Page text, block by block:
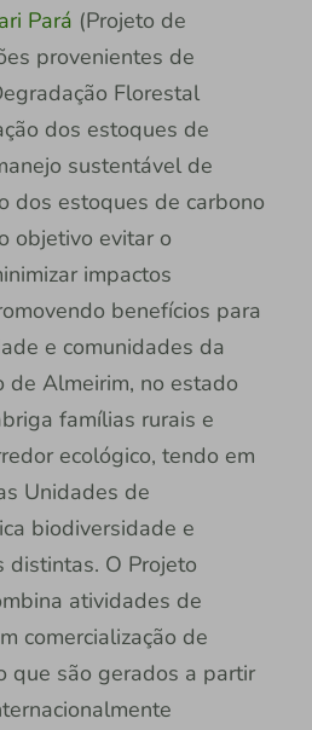
Pará (Projeto de
provenientes de
Florestal
dos estoques de
sustentável de
dos estoques de carbono
objetivo evitar o
impactos
benefícios para
e comunidades da
de Almeirim, no estado
famílias rurais e
ecológico, tendo em
Unidades de
biodiversidade e
distintas. O Projeto
atividades de
comercialização de
que são gerados a partir